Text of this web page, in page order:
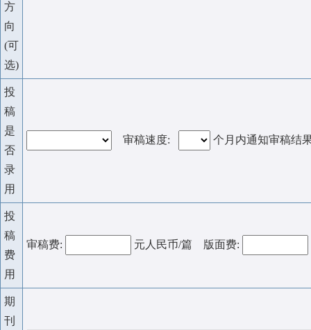
方
向
(可
选)
投
稿
是
否
录
用
审稿速度: 个月内通知审稿结
投
稿
费
用
审稿费: 元人民币/篇 版面费:
期
刊